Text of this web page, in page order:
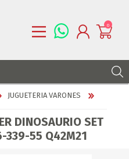
0
JUGUETERIA VARONES
DINOSAURIO SET
339-55 Q42M21